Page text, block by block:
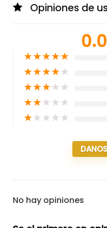
Opiniones de
0.0
★★★★★
★★★★★
★★★★★
★★★★★
★★★★★
No hay opiniones